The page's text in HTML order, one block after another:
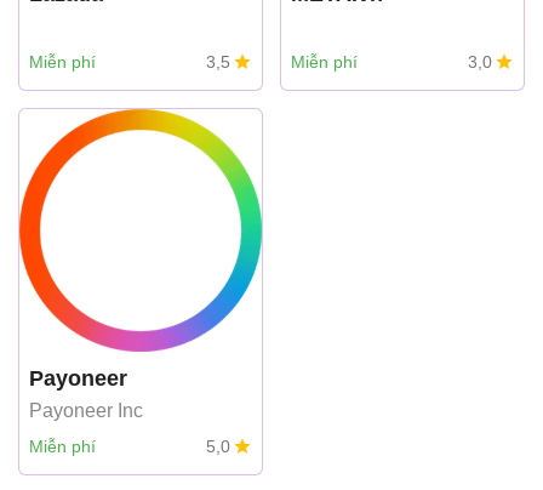
Miễn phí 3,5 Miễn phí 3,0
Payoneer
Payoneer Inc
Miễn phí 5,0